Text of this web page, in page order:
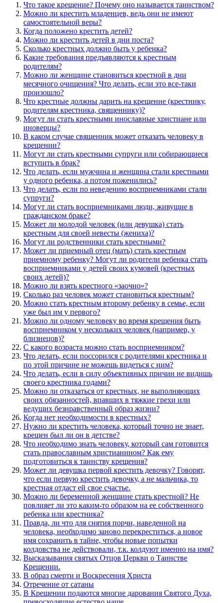
Что такое крещение? Почему оно называется таинством?
Можно ли крестить младенцев, ведь они не имеют
самостоятельной веры?
Когда положено крестить детей?
Можно ли крестить детей в дни поста?
Сколько крестных должно быть у ребенка?
Какие требования предъявляются к крестным
родителям?
Можно ли женщине становиться крестной в дни
месячного очищения? Что делать, если это все-таки
произошло?
Что крестные должны дарить на крещение (крестнику,
родителям крестника, священнику)?
Могут ли стать крестными инославные христиане или
иноверцы?
В каком случае священник может отказать человеку в
крещении?
Могут ли стать крестными супруги или собирающиеся
вступить в брак?
Что делать, если мужчина и женщина стали крестными
у одного ребенка, а потом поженились?
Что делать, если по неведению восприемниками стали
супруги?
Могут ли стать восприемниками люди, живущие в
гражданском браке?
Может ли молодой человек (или девушка) стать
крестным для своей невесты (жениха)?
Могут ли родственники стать крестными?
Может ли приемный отец (мать) стать крестным
приемному ребенку? Могут ли родители ребенка стать
восприемниками у детей своих кумовей (крестных
своих детей)?
Можно ли взять крестного «заочно»?
Сколько раз человек может становиться крестным?
Можно стать крестным второму ребенку в семье, если
уже был им у первого?
Можно ли одному человеку во время крещения быть
восприемником у нескольких человек (например, у
близнецов)?
С какого возраста можно стать восприемником?
Что делать, если поссорился с родителями крестника и
по этой причине не можешь видеться с ним?
Что делать, если в силу объективных причин не видишь
своего крестника годами?
Можно ли отказаться от крестных, не выполняющих
своих обязанностей, впавших в тяжкие грехи или
ведущих безнравственный образ жизни?
Когда нет необходимости в крестных?
Нужно ли крестить человека, который точно не знает,
крещен был ли он в детстве?
Что необходимо знать человеку, который сам готовится
стать православным христианином? Как ему
подготовиться к таинству крещения?
Может ли девушка первой крестить девочку? Говорят,
что если первую крестить девочку, а не мальчика, то
крестная отдаст ей свое счастье.
Можно ли беременной женщине стать крестной? Не
повлияет ли это каким-то образом на ее собственного
ребенка или крестника?
Правда, ли что для снятия порчи, наведенной на
человека, необходимо заново перекреститься, а новое
имя сохранить в тайне, чтобы новые попытки
колдовства не действовали, т.к. колдуют именно на имя?
Высказывания святых Отцов Церкви о Таинстве
Крещении.
В образ смерти и Воскресения Христа
Отречение от сатаны
В Крещении подаются многие дарования Святого Духа,